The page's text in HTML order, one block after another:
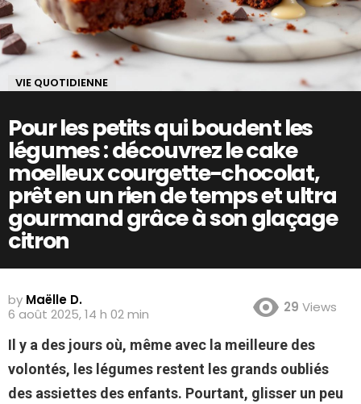
VIE QUOTIDIENNE
Pour les petits qui boudent les
légumes : découvrez le cake
moelleux courgette-chocolat,
prêt en un rien de temps et ultra
gourmand grâce à son glaçage
citron
by Maëlle D.
6 août 2025, 14 h 02 min
29 Views
Il y a des jours où, même avec la meilleure des
volontés, les légumes restent les grands oubliés
des assiettes des enfants. Pourtant, glisser un peu